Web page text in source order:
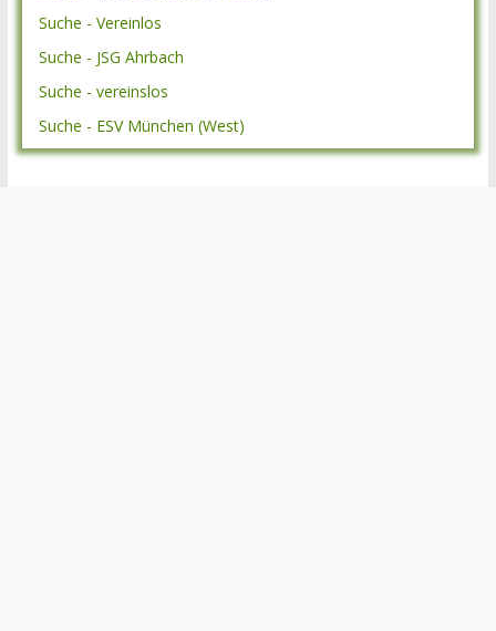
Suche - Vereinlos
Suche - JSG Ahrbach
Suche - vereinslos
Suche - ESV München (West)